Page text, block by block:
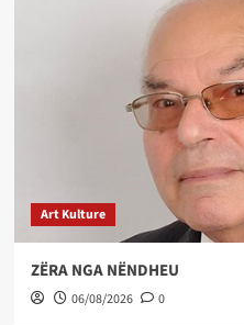
Art Kulture
ZËRA NGA NËNDHEU
06/08/2026 0